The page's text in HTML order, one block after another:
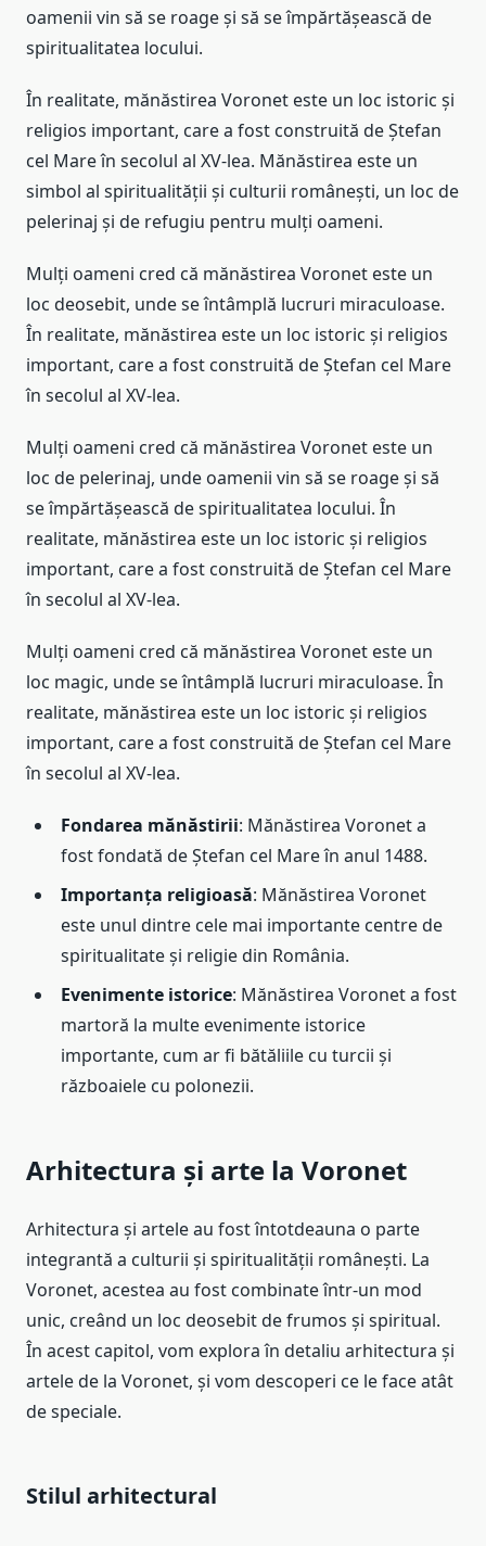
oamenii vin să se roage și să se împărtășească de
spiritualitatea locului.
În realitate, mănăstirea Voronet este un loc istoric și
religios important, care a fost construită de Ștefan
cel Mare în secolul al XV-lea. Mănăstirea este un
simbol al spiritualității și culturii românești, un loc de
pelerinaj și de refugiu pentru mulți oameni.
Mulți oameni cred că mănăstirea Voronet este un
loc deosebit, unde se întâmplă lucruri miraculoase.
În realitate, mănăstirea este un loc istoric și religios
important, care a fost construită de Ștefan cel Mare
în secolul al XV-lea.
Mulți oameni cred că mănăstirea Voronet este un
loc de pelerinaj, unde oamenii vin să se roage și să
se împărtășească de spiritualitatea locului. În
realitate, mănăstirea este un loc istoric și religios
important, care a fost construită de Ștefan cel Mare
în secolul al XV-lea.
Mulți oameni cred că mănăstirea Voronet este un
loc magic, unde se întâmplă lucruri miraculoase. În
realitate, mănăstirea este un loc istoric și religios
important, care a fost construită de Ștefan cel Mare
în secolul al XV-lea.
Fondarea mănăstirii: Mănăstirea Voronet a
fost fondată de Ștefan cel Mare în anul 1488.
Importanța religioasă: Mănăstirea Voronet
este unul dintre cele mai importante centre de
spiritualitate și religie din România.
Evenimente istorice: Mănăstirea Voronet a fost
martoră la multe evenimente istorice
importante, cum ar fi bătăliile cu turcii și
războaiele cu polonezii.
Arhitectura și arte la Voronet
Arhitectura și artele au fost întotdeauna o parte
integrantă a culturii și spiritualității românești. La
Voronet, acestea au fost combinate într-un mod
unic, creând un loc deosebit de frumos și spiritual.
În acest capitol, vom explora în detaliu arhitectura și
artele de la Voronet, și vom descoperi ce le face atât
de speciale.
Stilul arhitectural